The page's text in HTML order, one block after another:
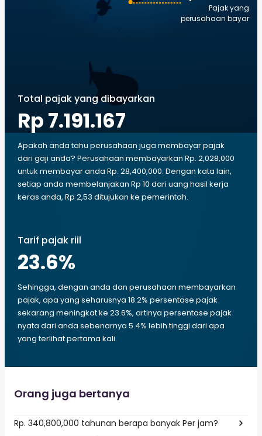
Pajak yang
perusahaan bayar
Total pajak yang dibayarkan
Rp 7.191.167
Apakah anda tahu perusahaan juga membayar pajak
dari gaji anda? Perusahaan membayarkan Rp. 2,028,000
untuk membayar anda Rp. 28,400,000. Dengan kata lain,
setiap anda membelanjakan Rp 10 dari uang hasil kerja
keras anda, Rp 2,53 ditujukan ke pemerintah.
Tarif pajak riil
23.6%
Sehingga, dengan anda dan perusahaan membayarkan
pajak, apa yang seharusnya 18.2% persentase pajak
sekarang meningkat ke 23.6%, artinya persentase pajak
nyata dari anda sebenarnya 5.4% lebih tinggi dari apa
yang terlihat pertama kali.
Orang juga bertanya
Rp. 340,800,000 tahunan berapa banyak Per jam?